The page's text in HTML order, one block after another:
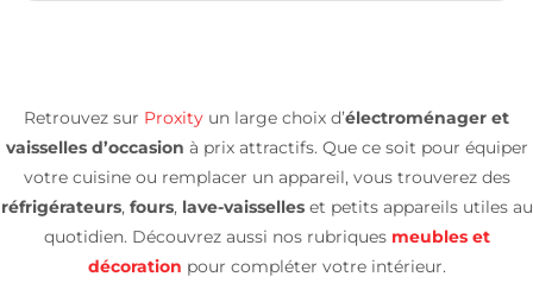
Retrouvez sur Proxity un large choix d’électroménager et
vaisselles d’occasion à prix attractifs. Que ce soit pour équiper
votre cuisine ou remplacer un appareil, vous trouverez des
réfrigérateurs, fours,lave-vaisselleset petits appareils utiles au
quotidien. Découvrez aussi nos rubriques meubles et
décoration pour compléter votre intérieur.